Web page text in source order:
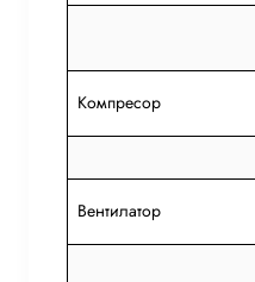
Компресор
Вентилатор